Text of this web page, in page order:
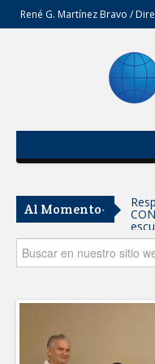
René G. Martínez Bravo /
Al Momento-